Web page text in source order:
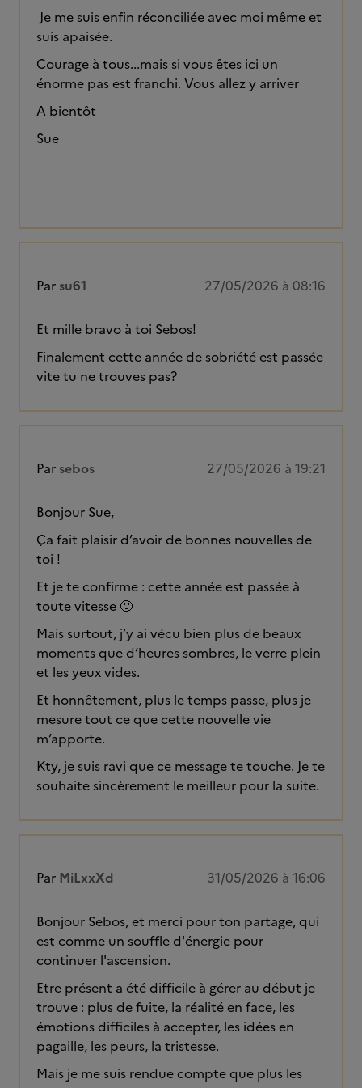
Je me suis enfin réconciliée avec moi même et
suis apaisée.
Courage à tous...mais si vous êtes ici un
énorme pas est franchi. Vous allez y arriver
A bientôt
Sue
Par su61 27/05/2026 à 08:16
Et mille bravo à toi Sebos!
Finalement cette année de sobriété est passée
vite tu ne trouves pas?
Par sebos 27/05/2026 à 19:21
Bonjour Sue,
Ça fait plaisir d’avoir de bonnes nouvelles de
toi !
Et je te confirme : cette année est passée à
toute vitesse 🙂
Mais surtout, j’y ai vécu bien plus de beaux
moments que d’heures sombres, le verre plein
et les yeux vides.
Et honnêtement, plus le temps passe, plus je
mesure tout ce que cette nouvelle vie
m’apporte.
Kty, je suis ravi que ce message te touche. Je te
souhaite sincèrement le meilleur pour la suite.
Par MiLxxXd 31/05/2026 à 16:06
Bonjour Sebos, et merci pour ton partage, qui
est comme un souffle d'énergie pour
continuer l'ascension.
Etre présent a été difficile à gérer au début je
trouve : plus de fuite, la réalité en face, les
émotions difficiles à accepter, les idées en
pagaille, les peurs, la tristesse.
Mais je me suis rendue compte que plus les